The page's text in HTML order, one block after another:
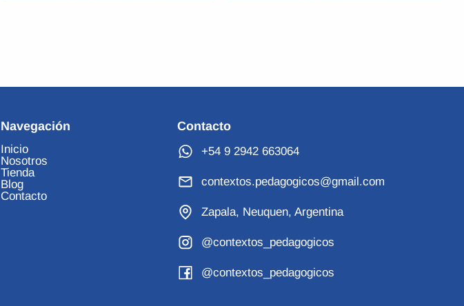
Navegación
Inicio
Nosotros
Tienda
Blog
Contacto
Contacto
+54 9 2942 663064
contextos.pedagogicos@gmail.com
Zapala, Neuquen, Argentina
@contextos_pedagogicos
@contextos_pedagogicos